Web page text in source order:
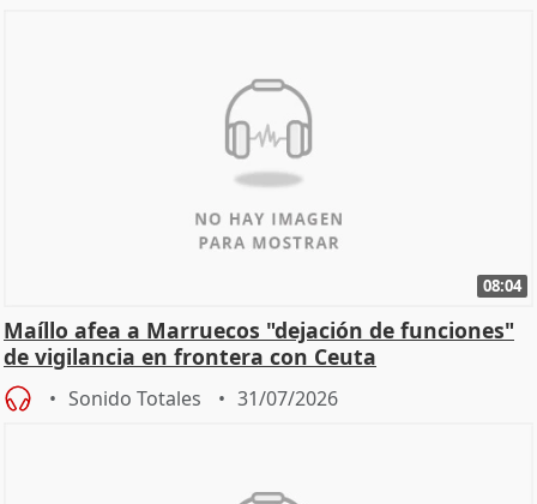
08:04
Maíllo afea a Marruecos "dejación de funciones"
de vigilancia en frontera con Ceuta
Sonido Totales 31/07/2026